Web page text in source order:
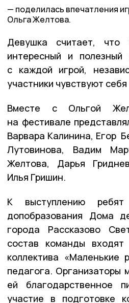
поделилась впечатления
Ольга Желтова.
Девушка считает,
интересный и
с каждой игрой,
участники чувствуют
Вместе с Ольгой
на фестивале
Варвара Калинина, Егор
Лутовинова, Вадим
Желтова, Дарья
Илья Гришин.
К выступлению ребят
допобразования Дома
города Рассказово
состав команды
коллектива «Маленькие
педагога. Организаторы
ей благодарственное
участие в подготовке